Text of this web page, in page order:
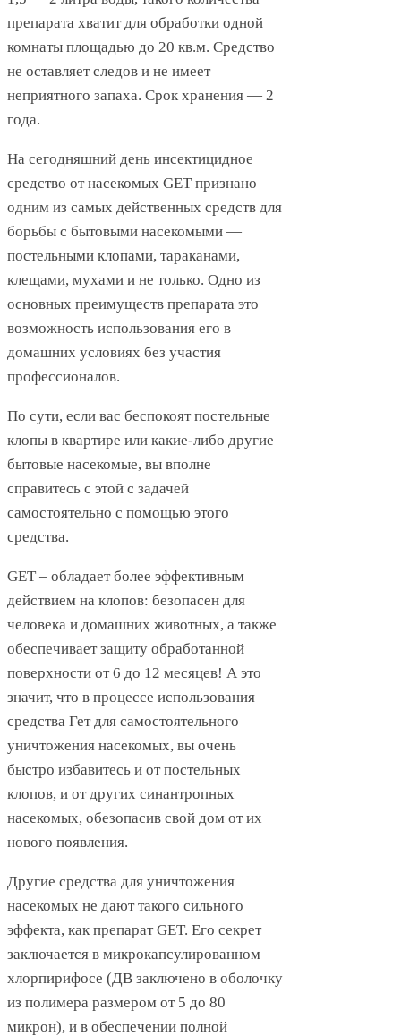
препарата хватит для обработки одной
комнаты площадью до 20 кв.м. Средство
не оставляет следов и не имеет
неприятного запаха. Срок хранения — 2
года.
На сегодняшний день инсектицидное
средство от насекомых GET признано
одним из самых действенных средств для
борьбы с бытовыми насекомыми —
постельными клопами, тараканами,
клещами, мухами и не только. Одно из
основных преимуществ препарата это
возможность использования его в
домашних условиях без участия
профессионалов.
По сути, если вас беспокоят постельные
клопы в квартире или какие-либо другие
бытовые насекомые, вы вполне
справитесь с этой с задачей
самостоятельно с помощью этого
средства.
GET – обладает более эффективным
действием на клопов: безопасен для
человека и домашних животных, а также
обеспечивает защиту обработанной
поверхности от 6 до 12 месяцев! А это
значит, что в процессе использования
средства Гет для самостоятельного
уничтожения насекомых, вы очень
быстро избавитесь и от постельных
клопов, и от других синантропных
насекомых, обезопасив свой дом от их
нового появления.
Другие средства для уничтожения
насекомых не дают такого сильного
эффекта, как препарат GET. Его секрет
заключается в микрокапсулированном
хлорпирифосе (ДВ заключено в оболочку
из полимера размером от 5 до 80
микрон), и в обеспечении полной